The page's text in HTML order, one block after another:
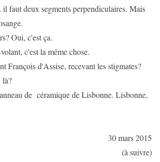
faut deux segments perpendiculaires. Mais
Oui, c'est ça.
c'est la même chose.
François d'Assise, recevant les stigmates?
là?
de céramique de Lisbonne. Lisbonne,
30 mars 2015
(à suivre)